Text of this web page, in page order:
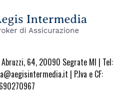
Abruzzi, 64, 20090 Segrate MI | Tel:
| P.Iva e CF: